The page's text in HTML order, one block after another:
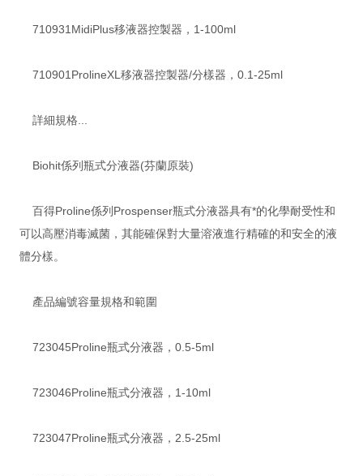
710931MidiPlus移液器控製器，1-100ml
710901ProlineXL移液器控製器/分樣器，0.1-25ml
詳細規格...
Biohit係列瓶式分液器(芬蘭原裝)
百得Proline係列Prospenser瓶式分液器具有*的化學耐受性和
可以高壓消毒滅菌，其能確保對大量溶液進行精確的和安全的液
體分樣。
產品編號容量規格和範圍
723045Proline瓶式分液器，0.5-5ml
723046Proline瓶式分液器，1-10ml
723047Proline瓶式分液器，2.5-25ml